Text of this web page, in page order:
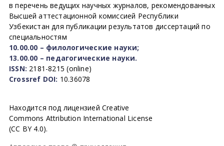
в перечень ведущих научных журналов, рекомендованных
Высшей аттестационной комиссией Республики
Узбекистан для публикации результатов диссертаций по
специальностям
10.00.00 – филологические науки;
13.00.00 – педагогические науки.
ISSN: 2181-8215 (online)
Crossref DOI: 10.36078
Находится под лицензией Creative
Commons Attribution International License
(CC BY 4.0).